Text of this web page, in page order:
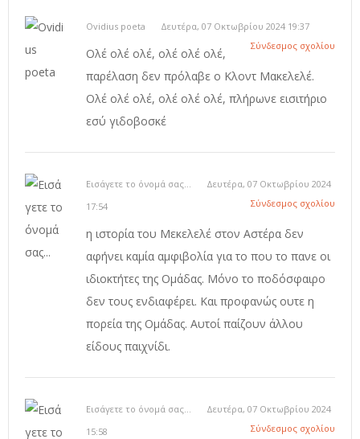
Ovidius poeta
Δευτέρα, 07 Οκτωβρίου 2024 19:37
Σύνδεσμος σχολίου
Ολέ ολέ ολέ, ολέ ολέ ολέ,
παρέλαση δεν πρόλαβε ο Κλοντ Μακελελέ.
Ολέ ολέ ολέ, ολέ ολέ ολέ, πλήρωνε εισιτήριο
εσύ γιδοβοσκέ
Εισάγετε το όνομά σας...
Δευτέρα, 07 Οκτωβρίου 2024
17:54
Σύνδεσμος σχολίου
η ιστορία του Μεκελελέ στον Αστέρα δεν
αφήνει καμία αμφιβολία για το που το πανε οι
ιδιοκτήτες της Ομάδας. Μόνο το ποδόσφαιρο
δεν τους ενδιαφέρει. Και προφανώς ουτε η
πορεία της Ομάδας. Αυτοί παίζουν άλλου
είδους παιχνίδι.
Εισάγετε το όνομά σας...
Δευτέρα, 07 Οκτωβρίου 2024
15:58
Σύνδεσμος σχολίου